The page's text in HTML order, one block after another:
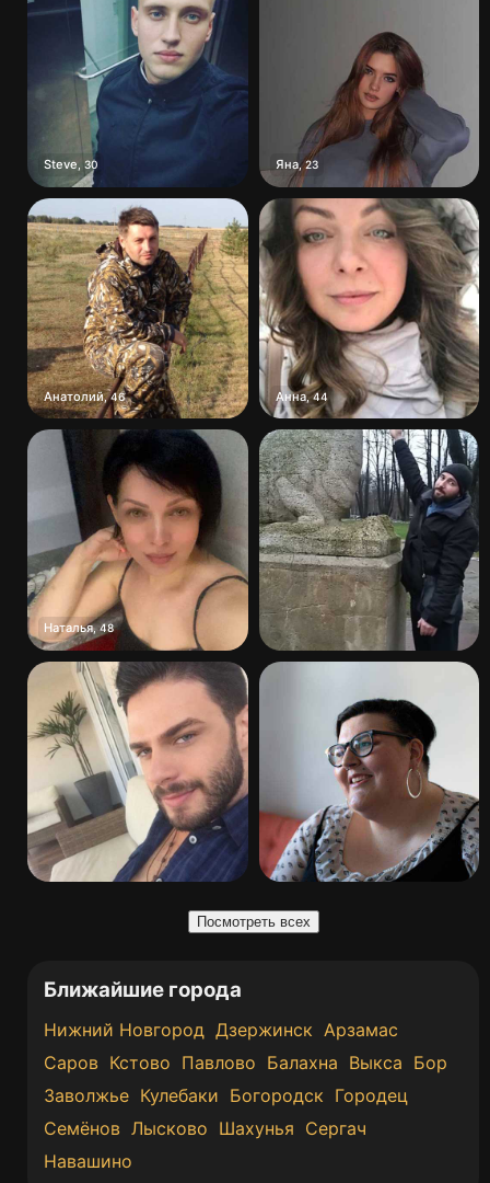
Steve 30 Яна,23
Анатолий,46 Анна,44
Наталья,48
Посмотреть всех
Ближайшие города
Нижний Новгород Дзержинск Арзамас
Саров Кстово Павлово Балахна Выкса Бор
Заволжье Кулебаки Богородск Городец
Семёнов Лысково Шахунья Сергач
Навашино